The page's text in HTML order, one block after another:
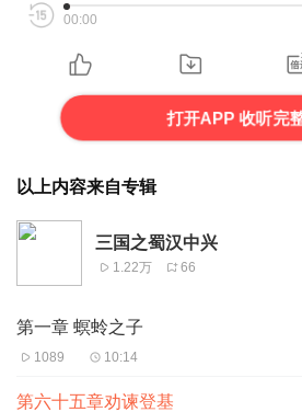
00:00
打开APP 收听完
以上内容来自专辑
三国之蜀汉中兴
1.22万 66
第一章 螟蛉之子
1089 10:14
第六十五章劝谏登基